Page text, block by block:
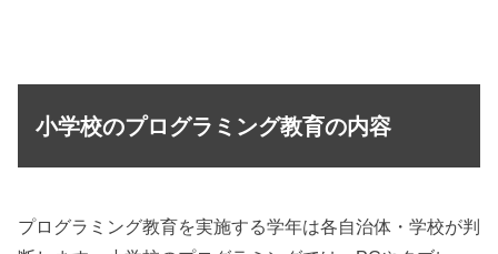
小学校のプログラミング教育の内容
プログラミング教育を実施する学年は各自治体・学校が判